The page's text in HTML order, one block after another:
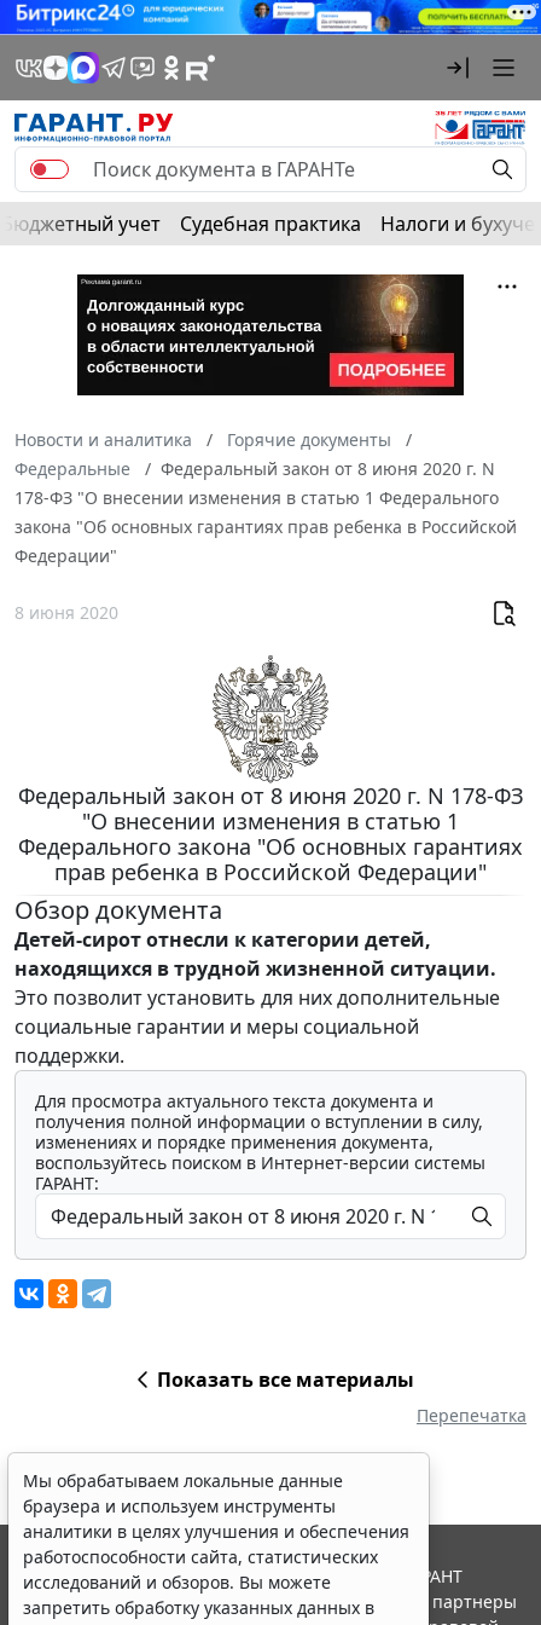
Бюджетный учет Судебная практика Налоги и
Новости и аналитика
Горячие документы
Федеральные
Федеральный закон от 8 июня 2020 г. N
178-ФЗ "О внесении изменения в статью 1 Федерального
закона "Об основных гарантиях прав ребенка в Российской
Федерации"
8 июня 2020
Федеральный закон от 8 июня 2020 г. N 178-ФЗ
"О внесении изменения в статью 1
Федерального закона "Об основных гарантиях
прав ребенка в Российской Федерации"
Обзор документа
Детей-сирот отнесли к категории детей,
находящихся в трудной жизненной ситуации.
Это позволит установить для них дополнительные
социальные гарантии и меры социальной
поддержки.
Для просмотра актуального текста документа и
получения полной информации о вступлении в силу,
изменениях и порядке применения документа,
воспользуйтесь поиском в Интернет-версии системы
ГАРАНТ:
Показать все материалы
Перепечатка
Мы обрабатываем локальные данные
браузера и используем инструменты
аналитики в целях улучшения и обеспечения
работоспособности сайта, статистических
исследований и обзоров. Вы можете
запретить обработку указанных данных в
© ООО "НПП "ГАРАНТ-СЕРВИС", 2026. Система ГАРАНТ
выпускается с 1990 года. Компания "Гарант" и ее партнеры